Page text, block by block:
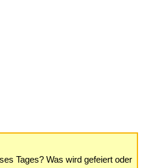
Tages? Was wird gefeiert oder